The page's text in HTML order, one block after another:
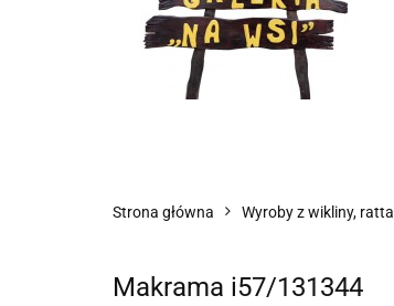
Strona główna Wyroby z wikliny,
Makrama i57/131344